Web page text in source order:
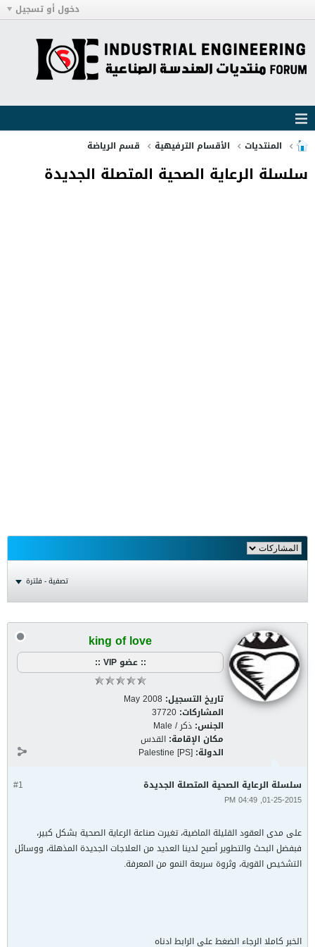
دخول أو تسجيل
المنتديات الأقسام الترفيهية قسم الرياضة
سلسلة الرعاية الصحية المتصلة الجديدة
تصفية - فلترة
king of love
:: عضو VIP ::
تاريخ التسجيل: May 2008
المشاركات: 37720
الجنس: ذكر / Male
مكان الإقامة: القدس
الدولة: Palestine [PS]
#1 سلسلة الرعاية الصحية المتصلة الجديدة
01-25-2015, 04:49 PM
على مدى العقود القليلة الماضية، تغيرت صناعة الرعاية الصحية بشكل كبير،
فبفضل البحث والتطوير أصبح لدينا العديد من العلاجات الجديدة المذهلة، ووسائل
التشخيص القوية، وثروة سريعة النمو من المعرفة.
الخبر كاملا الرجاء الضغط على الرابط ادناه